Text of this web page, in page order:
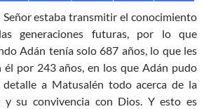
estaba transmitir el conocimiento
generaciones futuras, por lo que
Adán tenía solo 687 años, lo que les
por 243 años, en los que Adán pudo
a Matusalén todo acerca de la
y su convivencia con Dios. Y esto es